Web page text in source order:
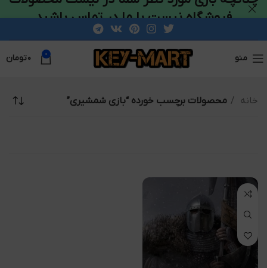
منو 0 ۰تومان
خانه محصولات برچسب خورده “بازی شمشیری”
فروشگاه نیست با ما در تماس باشید